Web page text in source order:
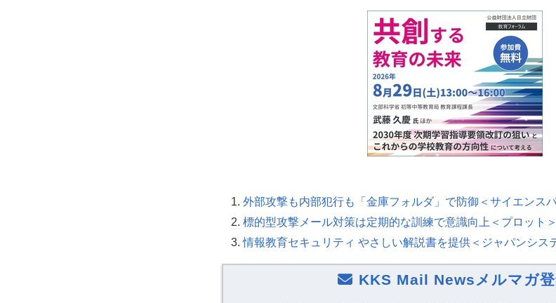
外部攻撃も内部犯行も「金庫フォルダ」で防御＜サイエンス
標的型攻撃メール対策は定期的な訓練で意識向上＜プロット＞
情報教育セキュリティ やさしい解説書を提供＜ジャパンシス
KKS Mail Newsメルマガ